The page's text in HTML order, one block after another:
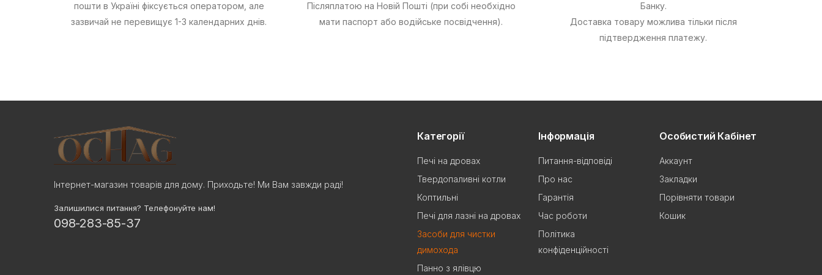
пошти в Україні фіксується оператором, але
зазвичай не перевищує 1-3 календарних днів.
Післяплатою на Новій Пошті (при собі необхідно
мати паспорт або водійське посвідчення).
Банку.
Доставка товару можлива тільки після
підтвердження платежу.
Інтернет-магазин товарів для дому. Приходьте! Ми Вам завжди раді!
Залишилися питання? Телефонуйте нам!
098-283-85-37
Категорії
Печі на дровах
Твердопаливні котли
Коптильні
Печі для лазні на дровах
Засоби для чистки
димохода
Панно з ялівцю
Інформація
Питання-відповіді
Про нас
Гарантія
Час роботи
Політика
конфіденційності
Особистий Кабінет
Аккаунт
Закладки
Порівняти товари
Кошик